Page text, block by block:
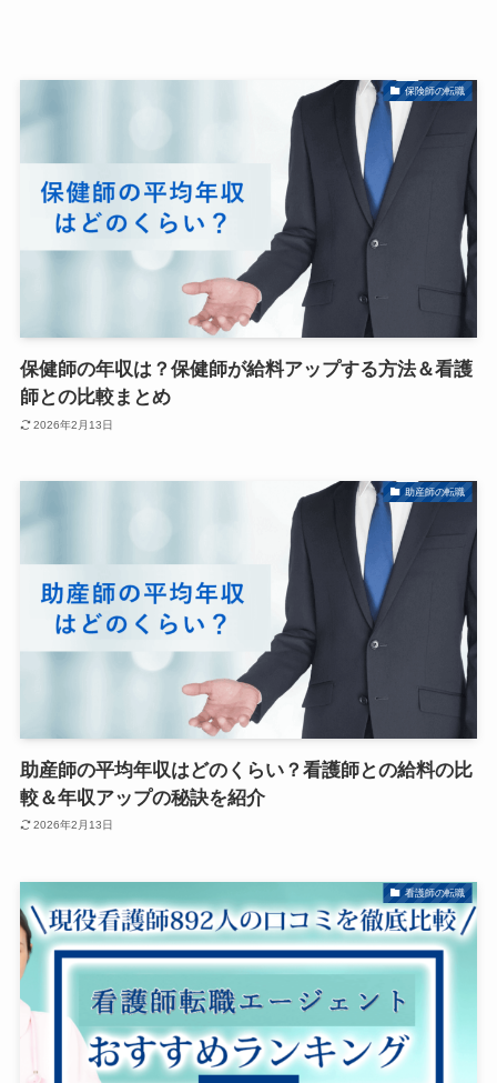
保険師の転職
保健師の年収は？保健師が給料アップする方法＆看護
師との比較まとめ
2026年2月13日
助産師の転職
助産師の平均年収はどのくらい？看護師との給料の比
較＆年収アップの秘訣を紹介
2026年2月13日
看護師の転職